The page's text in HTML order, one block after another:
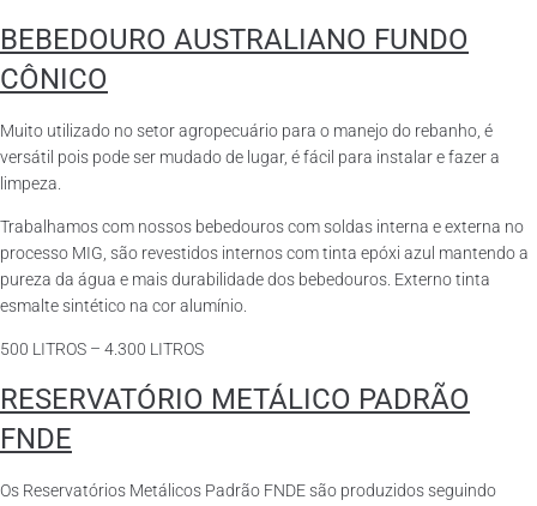
BEBEDOURO AUSTRALIANO FUNDO
CÔNICO
Muito utilizado no setor agropecuário para o manejo do rebanho, é
versátil pois pode ser mudado de lugar, é fácil para instalar e fazer a
limpeza.
Trabalhamos com nossos bebedouros com soldas interna e externa no
processo MIG, são revestidos internos com tinta epóxi azul mantendo a
pureza da água e mais durabilidade dos bebedouros. Externo tinta
esmalte sintético na cor alumínio.
500 LITROS – 4.300 LITROS
RESERVATÓRIO METÁLICO PADRÃO
FNDE
Os Reservatórios Metálicos Padrão FNDE são produzidos seguindo